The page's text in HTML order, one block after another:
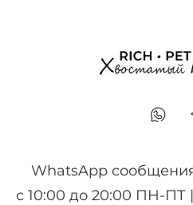
WhatsApp
с 10:00 до 20:00 ПН-ПТ